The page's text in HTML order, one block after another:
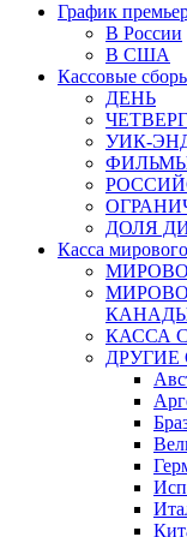
График
В России
В США
Кассовые
ДЕНЬ
ЧЕТВЕРГ
УИК-
ДОЛЯ
Касса
КАССА
ДРУГИЕ